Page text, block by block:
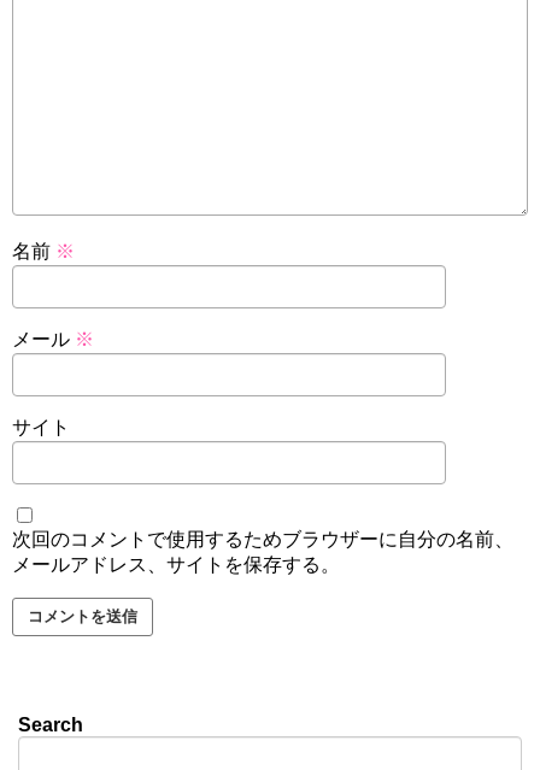
名前 ※
メール ※
サイト
次回のコメントで使用するためブラウザーに自分の名前、
メールアドレス、サイトを保存する。
Search